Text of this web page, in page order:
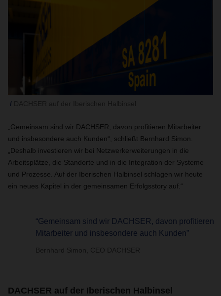
„Gemeinsam sind wir DACHSER, davon profitieren Mitarbeiter
und insbesondere auch Kunden“, schließt Bernhard Simon.
„Deshalb investieren wir bei Netzwerkerweiterungen in die
Arbeitsplätze, die Standorte und in die Integration der Systeme
und Prozesse. Auf der Iberischen Halbinsel schlagen wir heute
ein neues Kapitel in der gemeinsamen Erfolgsstory auf.“
“Gemeinsam sind wir DACHSER, davon profitieren
Mitarbeiter und insbesondere auch Kunden”
Bernhard Simon, CEO DACHSER
DACHSER auf der Iberischen Halbinsel